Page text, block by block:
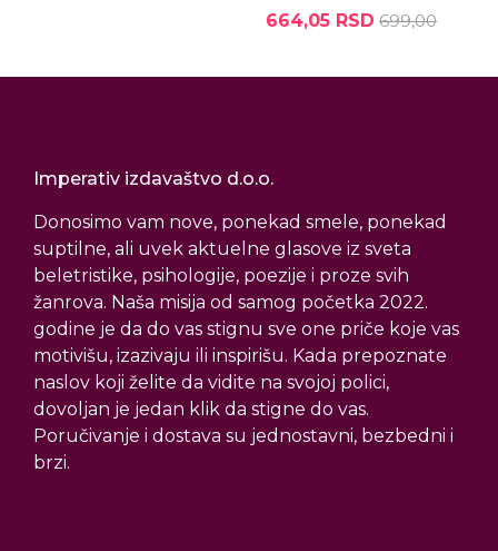
664,05 RSD 699,00
Imperativ izdavaštvo d.o.o.
Donosimo vam nove, ponekad smele, ponekad
suptilne, ali uvek aktuelne glasove iz sveta
beletristike, psihologije, poezije i proze svih
žanrova. Naša misija od samog početka 2022.
godine je da do vas stignu sve one priče koje vas
motivišu, izazivaju ili inspirišu. Kada prepoznate
naslov koji želite da vidite na svojoj polici,
dovoljan je jedan klik da stigne do vas.
Poručivanje i dostava su jednostavni, bezbedni i
brzi.